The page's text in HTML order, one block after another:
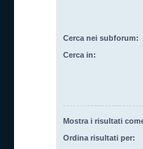
Cerca nei subforum:
Cerca in:
Mostra i risultati
Ordina risultati per: